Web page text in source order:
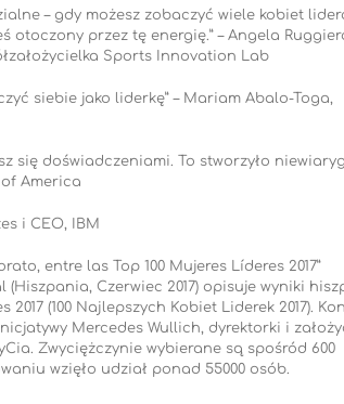
– gdy możesz zobaczyć wiele kobiet
otoczony przez tę energię.” – Angela
Sports Innovation Lab
siebie jako liderkę” – Mariam Abalo-Toga,
się doświadczeniami. To stworzyło
of America
i CEO, IBM
entre las Top 100 Mujeres Líderes 2017”
Czerwiec 2017) opisuje wyniki
2017 (100 Najlepszych Kobiet Liderek 2017).
Mercedes Wullich, dyrektorki i
Zwyciężczynie wybierane są spośród 600
wzięło udział ponad 55000 osób.